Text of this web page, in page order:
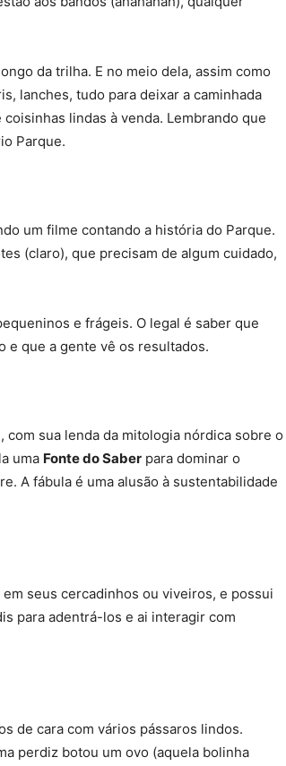
da trilha. E no meio dela, assim como
lanches, tudo para deixar a caminhada
lindas à venda. Lembrando que
Parque.
um filme contando a história do Parque.
(claro), que precisam de algum cuidado,
e frágeis. O legal é saber que
e que a gente vê os resultados.
, com sua lenda da mitologia nórdica sobre o
uma Fonte do Saber para dominar o
A fábula é uma alusão à sustentabilidade
seus cercadinhos ou viveiros, e possui
para adentrá-los e ai interagir com
de cara com vários pássaros lindos.
perdiz botou um ovo (aquela bolinha